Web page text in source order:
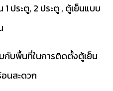
1 ประตู, 2 ประตู , ตู้เย็นแบบ
มกับพื้นที่ในการติดตั้งตู้เย็น
นสะดวก